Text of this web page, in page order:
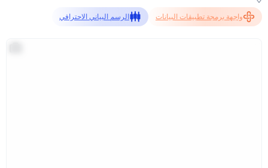
واجهة برمجة تطبيقات البيانات الرسم البياني الاحترافي